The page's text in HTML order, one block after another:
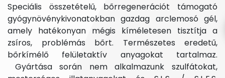
Speciális összetételű, bőrregenerációt támogató
gyógynövénykivonatokban gazdag arclemosó gél,
amely hatékonyan mégis kíméletesen tisztítja a
zsíros, problémás bőrt. Természetes eredetű,
bőrkímélő felületaktív anyagokat tartalmaz.
Gyártása során nem alkalmazunk szulfátokat,